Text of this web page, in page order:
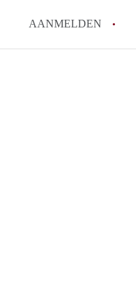
AANMELDEN